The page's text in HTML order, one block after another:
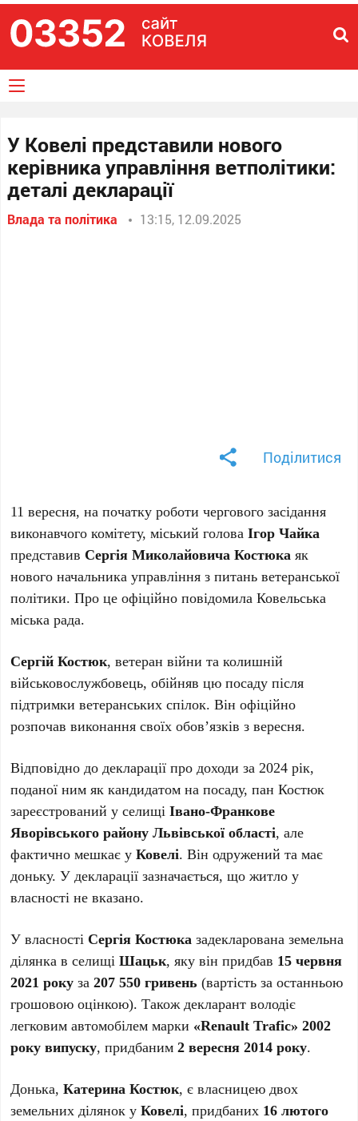
У Ковелі представили нового
керівника управління ветполітики:
деталі декларації
Влада та політика 13:15, 12.09.2025
Поділитися
11 вересня, на початку роботи чергового засідання
виконавчого комітету, міський головаІгор Чайка
представив Сергія Миколайовича Костюка як
нового начальника управління з питань ветеранської
політики. Про це офіційно повідомила Ковельська
міська рада.
Сергій Костюк, ветеран війни та колишній
військовослужбовець, обійняв цю посаду після
підтримки ветеранських спілок. Він офіційно
розпочав виконання своїх обов’язків з вересня.
Відповідно до декларації про доходи за 2024 рік,
поданої ним як кандидатом на посаду, пан Костюк
зареєстрований у селищіІвано-Франкове
Яворівського району Львівської області, але
фактично мешкає уКовелі. Він одружений та має
доньку. У декларації зазначається, що житло у
власності не вказано.
У власності Сергія Костюка задекларована земельна
ділянка в селищіШацьк, яку він придбав 15 червня
2021 року за207 550 гривень (вартість за останньою
грошовою оцінкою). Також декларант володіє
легковим автомобілем марки «Renault Trafic» 2002
року випуску, придбаним2 вересня 2014 року.
Донька,Катерина Костюк, є власницею двох
земельних ділянок уКовелі, придбаних 16 лютого